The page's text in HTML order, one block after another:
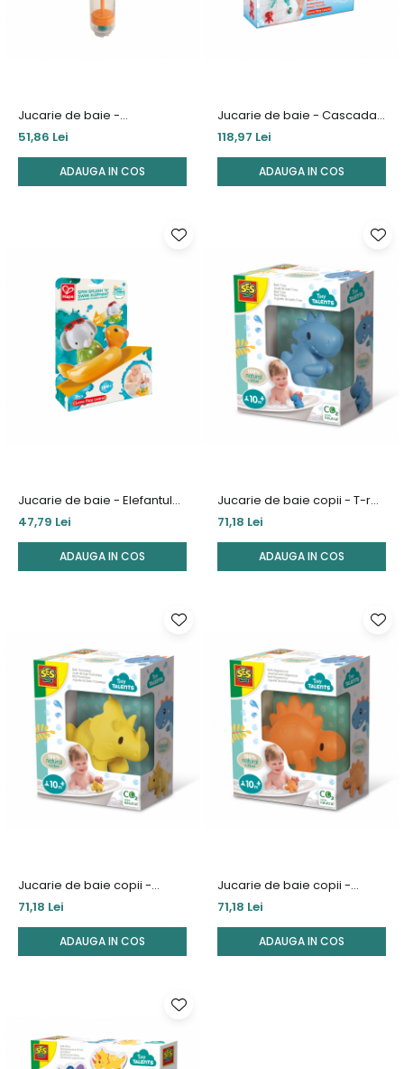
Jucarie de baie -
Pulverizator de apa cu
51,86 Lei
ADAUGA IN COS
Jucarie de baie - Cascada
cu animale
118,97 Lei
ADAUGA IN COS
Jucarie de baie - Elefantul
inotator
47,79 Lei
ADAUGA IN COS
Jucarie de baie copii - T-rex
- 100% cauciuc natural
71,18 Lei
ADAUGA IN COS
Jucarie de baie copii -
Triceratops - 100% cauciuc
71,18 Lei
ADAUGA IN COS
Jucarie de baie copii -
Stegosaurus - 100% cauciuc
71,18 Lei
ADAUGA IN COS